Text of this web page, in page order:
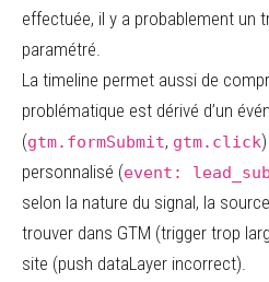
effectuée, il y a probablement un
paramétré.
La timeline permet aussi de
problématique est dérivé d’un
(gtm.formSubmit, gtm.click
personnalisé (event:
selon la nature du signal, la
trouver dans GTM (trigger trop
site (push dataLayer incorrect).